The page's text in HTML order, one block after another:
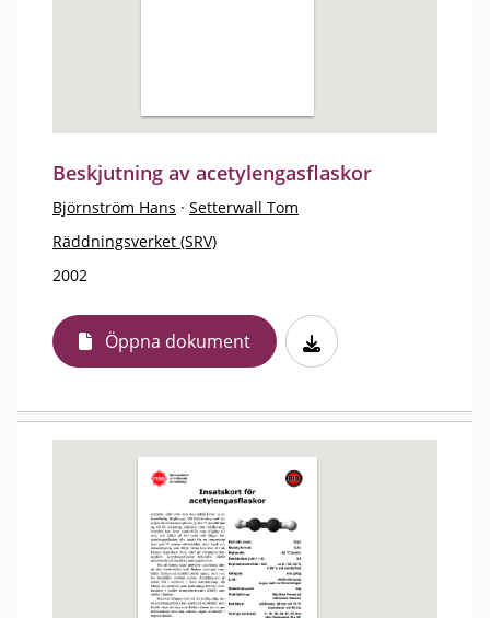
Beskjutning av acetylengasflaskor
Björnström Hans · Setterwall Tom
Räddningsverket (SRV)
2002
Öppna dokument